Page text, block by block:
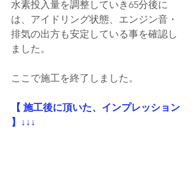
水素投入量を調整していき65分後に
は、アイドリング状態、エンジン音・
排気の出方も安定している事を確認し
ました。
ここで施工を終了しました。
【 施工後に頂いた、インプレッション
】↓↓↓